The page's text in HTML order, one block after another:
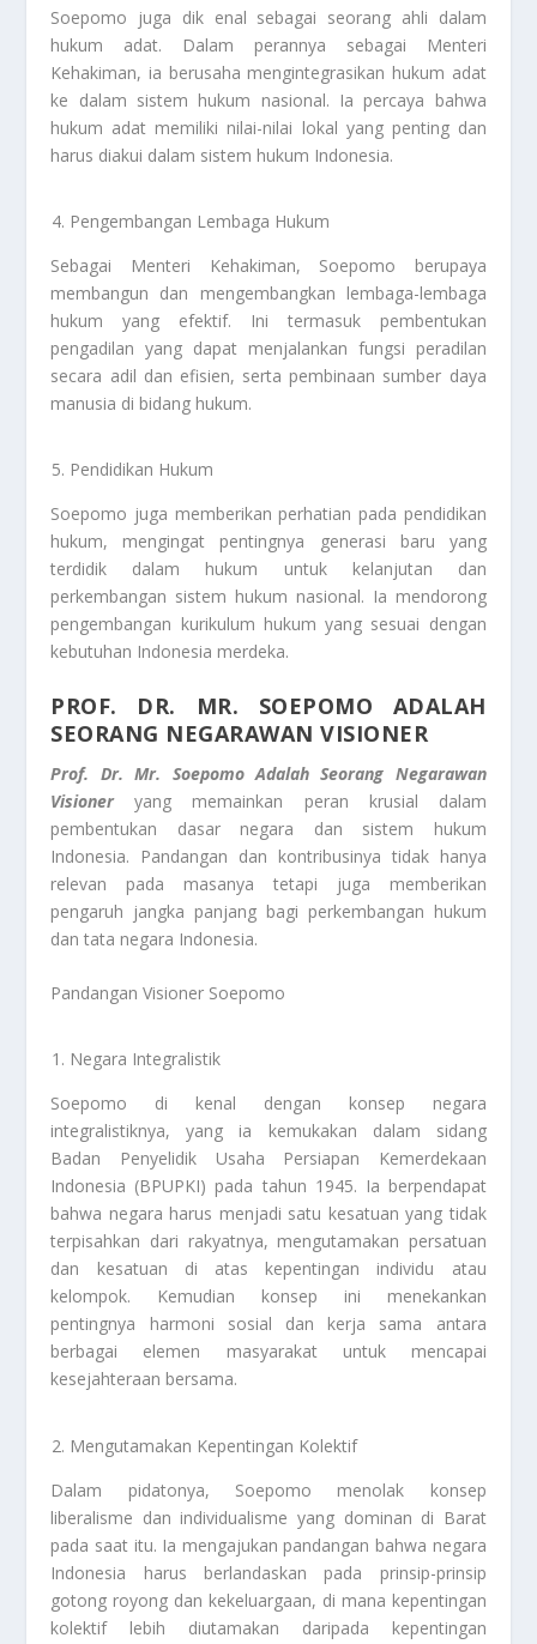
Soepomo juga dik enal sebagai seorang ahli dalam
hukum adat. Dalam perannya sebagai Menteri
Kehakiman, ia berusaha mengintegrasikan hukum adat
ke dalam sistem hukum nasional. Ia percaya bahwa
hukum adat memiliki nilai-nilai lokal yang penting dan
harus diakui dalam sistem hukum Indonesia.
Pengembangan Lembaga Hukum
Sebagai Menteri Kehakiman, Soepomo berupaya
membangun dan mengembangkan lembaga-lembaga
hukum yang efektif. Ini termasuk pembentukan
pengadilan yang dapat menjalankan fungsi peradilan
secara adil dan efisien, serta pembinaan sumber daya
manusia di bidang hukum.
Pendidikan Hukum
Soepomo juga memberikan perhatian pada pendidikan
hukum, mengingat pentingnya generasi baru yang
terdidik dalam hukum untuk kelanjutan dan
perkembangan sistem hukum nasional. Ia mendorong
pengembangan kurikulum hukum yang sesuai dengan
kebutuhan Indonesia merdeka.
PROF. DR. MR. SOEPOMO ADALAH
SEORANG NEGARAWAN VISIONER
Prof. Dr. Mr. Soepomo Adalah Seorang Negarawan
Visioneryang memainkan peran krusial dalam
pembentukan dasar negara dan sistem hukum
Indonesia. Pandangan dan kontribusinya tidak hanya
relevan pada masanya tetapi juga memberikan
pengaruh jangka panjang bagi perkembangan hukum
dan tata negara Indonesia.
Pandangan Visioner Soepomo
Negara Integralistik
Soepomo di kenal dengan konsep negara
integralistiknya, yang ia kemukakan dalam sidang
Badan Penyelidik Usaha Persiapan Kemerdekaan
Indonesia (BPUPKI) pada tahun 1945. Ia berpendapat
bahwa negara harus menjadi satu kesatuan yang tidak
terpisahkan dari rakyatnya, mengutamakan persatuan
dan kesatuan di atas kepentingan individu atau
kelompok. Kemudian konsep ini menekankan
pentingnya harmoni sosial dan kerja sama antara
berbagai elemen masyarakat untuk mencapai
kesejahteraan bersama.
Mengutamakan Kepentingan Kolektif
Dalam pidatonya, Soepomo menolak konsep
liberalisme dan individualisme yang dominan di Barat
pada saat itu. Ia mengajukan pandangan bahwa negara
Indonesia harus berlandaskan pada prinsip-prinsip
gotong royong dan kekeluargaan, di mana kepentingan
kolektif lebih diutamakan daripada kepentingan